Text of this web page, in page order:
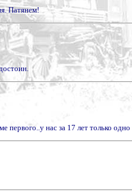
Патянем!
нас за 17 лет только